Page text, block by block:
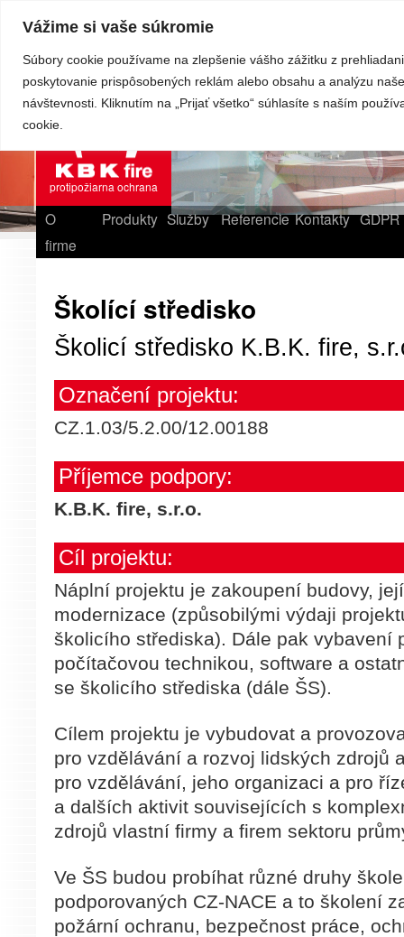
Vážime si vaše súkromie
Súbory cookie používame na zlepšenie vášho zážitku z
poskytovanie prispôsobených reklám alebo obsahu a analýzu
návštevnosti. Kliknutím na „Prijať všetko“ súhlasíte s naším
cookie.
protipožiarna ochrana
O
firme
Produkty Služby Referencie Kontakty GDPR
Školící středisko
Školicí středisko K.B.K. fire,
Označení projektu:
CZ.1.03/5.2.00/12.00188
Příjemce podpory:
K.B.K. fire, s.r.o.
Cíl projektu:
Náplní projektu je zakoupení budovy,
modernizace (způsobilými výdaji
školicího střediska). Dále pak vybavení
počítačovou technikou, software a
se školicího střediska (dále ŠS).
Cílem projektu je vybudovat a
pro vzdělávání a rozvoj lidských zdrojů
pro vzdělávání, jeho organizaci a pro
a dalších aktivit souvisejících s
zdrojů vlastní firmy a firem sektoru
Ve ŠS budou probíhat různé druhy
podporovaných CZ-NACE a to školení
požární ochranu, bezpečnost práce,